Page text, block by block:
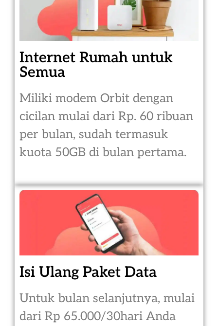
Internet Rumah untuk
Semua
Miliki modem Orbit dengan
cicilan mulai dari Rp. 60 ribuan
per bulan, sudah termasuk
kuota 50GB di bulan pertama.
Isi Ulang Paket Data
Untuk bulan selanjutnya, mulai
dari Rp 65.000/30hari Anda